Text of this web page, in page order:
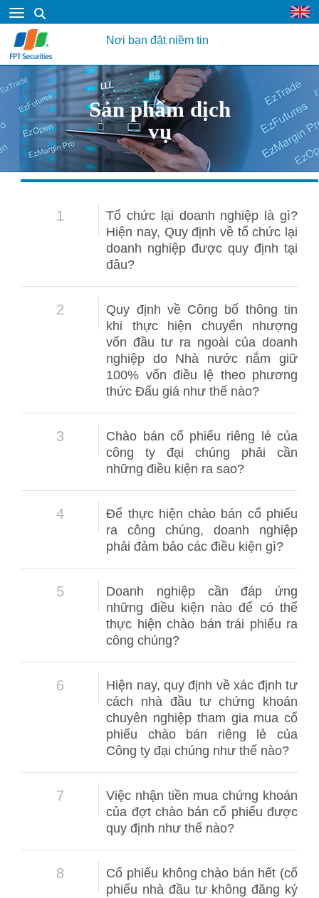
Nơi bạn đặt niềm tin
Sản phẩm dịch
vụ
1
Tổ chức lại doanh nghiệp là gì?
Hiện nay, Quy định về tổ chức lại
doanh nghiệp được quy định tại
đâu?
2
Quy định về Công bố thông tin
khi thực hiện chuyển nhượng
vốn đầu tư ra ngoài của doanh
nghiệp do Nhà nước nắm giữ
100% vốn điều lệ theo phương
thức Đấu giá như thế nào?
3
Chào bán cổ phiếu riêng lẻ của
công ty đại chúng phải cần
những điều kiện ra sao?
4
Để thực hiện chào bán cổ phiếu
ra công chúng, doanh nghiệp
phải đảm bảo các điều kiện gì?
5
Doanh nghiệp cần đáp ứng
những điều kiện nào để có thể
thực hiện chào bán trái phiếu ra
công chúng?
6
Hiện nay, quy định về xác định tư
cách nhà đầu tư chứng khoán
chuyên nghiệp tham gia mua cổ
phiếu chào bán riêng lẻ của
Công ty đại chúng như thế nào?
7
Việc nhận tiền mua chứng khoán
của đợt chào bán cổ phiếu được
quy định như thế nào?
8
Cổ phiếu không chào bán hết (cổ
phiếu nhà đầu tư không đăng ký